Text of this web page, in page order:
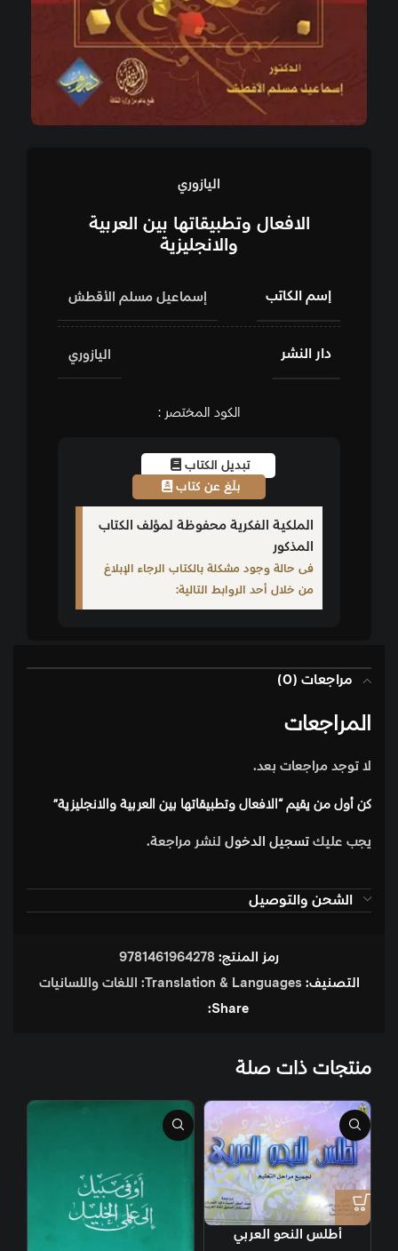
اليازوري
الافعال وتطبيقاتها بين العربية
والانجليزية
إسم الكاتب إسماعيل مسلم الأقطش
دار النشر اليازوري
الكود المختصر :
تبديل الكتاب
بلّغ عن كتاب
الملكية الفكرية محفوظة لمؤلف الكتاب
المذكور
فى حالة وجود مشكلة بالكتاب الرجاء الإبلاغ
من خلال أحد الروابط التالية:
مراجعات (0)
المراجعات
لا توجد مراجعات بعد.
كن أول من يقيم “الافعال وتطبيقاتها بين العربية والانجليزية”
يجب عليك تسجيل الدخول لنشر مراجعة.
الشحن والتوصيل
رمز المنتج: 9781461964278
التصنيف: Translation & Languages: اللغات واللسانيات
Share:
منتجات ذات صلة
أطلس النحو العربي